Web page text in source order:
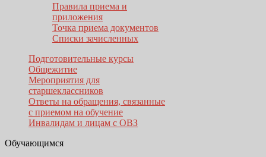
Правила приема и
приложения
Точка приема документов
Списки зачисленных
Подготовительные курсы
Общежитие
Мероприятия для
старшеклассников
Ответы на обращения, связанные
с приемом на обучение
Инвалидам и лицам с ОВЗ
Обучающимся